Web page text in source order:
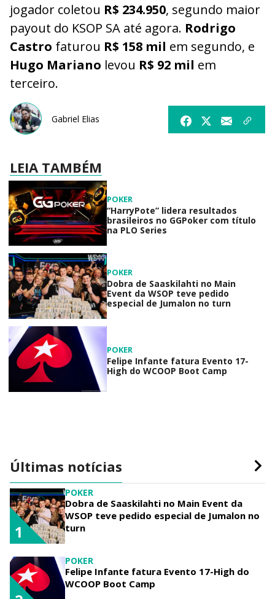
jogador coletou R$ 234.950, segundo maior
payout do KSOP SA até agora. Rodrigo
Castro faturou R$ 158 mil em segundo, e
Hugo Mariano levou R$ 92 mil em
terceiro.
Gabriel Elias
LEIA TAMBÉM
POKER
“HarryPote” lidera resultados
brasileiros no GGPoker com título
na PLO Series
POKER
Dobra de Saaskilahti no Main
Event da WSOP teve pedido
especial de Jumalon no turn
POKER
Felipe Infante fatura Evento 17-
High do WCOOP Boot Camp
Últimas notícias
POKER
Dobra de Saaskilahti no Main Event da
WSOP teve pedido especial de Jumalon no
turn
1
POKER
Felipe Infante fatura Evento 17-High do
WCOOP Boot Camp